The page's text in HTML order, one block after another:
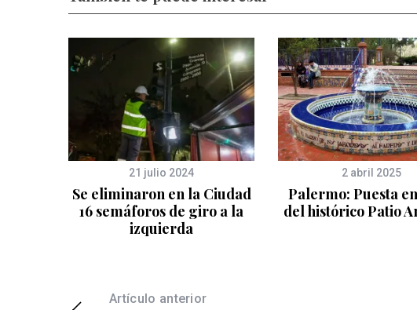
21 julio 2024
Se eliminaron en la Ciudad
16 semáforos de giro a la
izquierda
2 abril 2025
Palermo: Puesta
del histórico Patio
Artículo anterior